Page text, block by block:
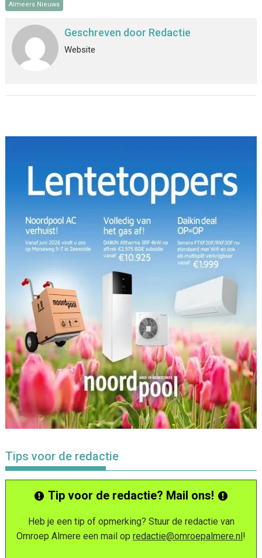
Almeers Nieuws
Geschreven door Redactie
Website
Tips voor de redactie
Tip voor de redactie? Mail ons!
Heb je een tip of opmerking? Stuur de redactie van
Omroep Almere een mail op redactie@omroepalmere.nl!